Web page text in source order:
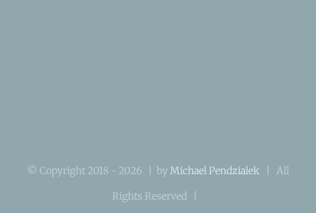
© Copyright 2018 - 2026 | byMichael Pendzialek | All
Rights Reserved |